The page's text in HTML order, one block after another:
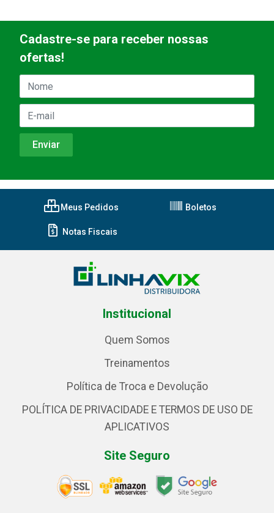
Cadastre-se para receber nossas
ofertas!
Meus Pedidos Boletos
Notas Fiscais
Institucional
Quem Somos
Treinamentos
Política de Troca e Devolução
POLÍTICA DE PRIVACIDADE E TERMOS DE USO DE
APLICATIVOS
Site Seguro